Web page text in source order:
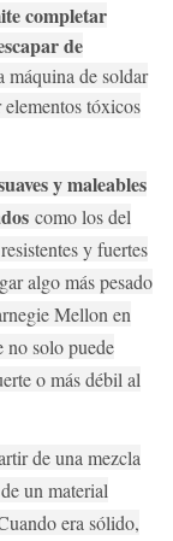
completar
de
máquina de soldar
elementos tóxicos
y maleables
como los del
y fuertes
algo más pesado
Mellon en
no solo puede
o más débil al
de una mezcla
un material
era sólido,